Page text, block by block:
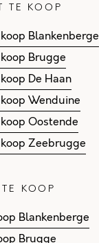
TE KOOP
Blankenberge
Brugge
De Haan
Wenduine
Oostende
Zeebrugge
KOOP
Blankenberge
Brugge